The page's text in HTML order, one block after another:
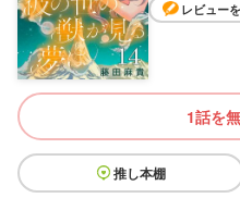
レビュー
1話を
推し本棚